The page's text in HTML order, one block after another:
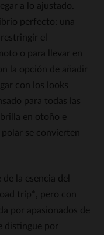
a lo ajustado.
perfecto: una
el
o para llevar en
la opción de añadir
con los looks
para todas las
en otoño e
se convierten
la esencia del
trip*, pero con
por apasionados de
distingue por